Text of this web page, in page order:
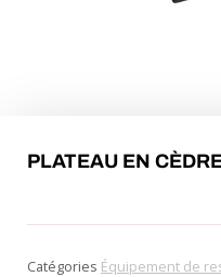
PLATEAU EN
Catégories Équipement de